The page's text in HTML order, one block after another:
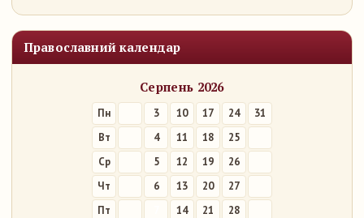
Православний календар
Серпень 2026
Пн 3 10 17 24
31
Вт
4 11 18
25
Ср
5 12 19
26
Чт
6 13 20
27
Пт
14 21
28